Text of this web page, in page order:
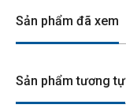
Sản phẩm đã xem
Sản phẩm tương tự